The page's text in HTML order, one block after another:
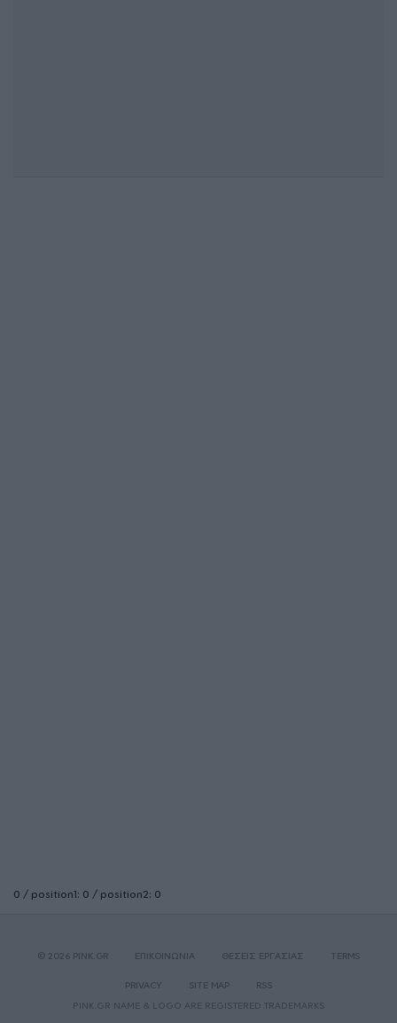
0 / position1: 0 / position2: 0
© 2026 PINK.GR ΕΠΙΚΟΙΝΩΝΙΑ ΘΕΣΕΙΣ ΕΡΓΑΣΙΑΣ TERMS
PRIVACY SITE MAP
RSS
PINK.GR NAME & LOGO ARE REGISTERED TRADEMARKS